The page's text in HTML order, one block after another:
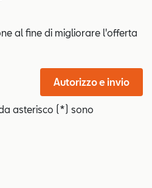
al fine di migliorare l'offerta
Autorizzo e invio
asterisco (*) sono